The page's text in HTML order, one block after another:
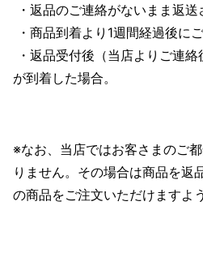
・返品のご連絡がないまま返送
・商品到着より1週間経過後に
・返品受付後（当店よりご連
が到着した場合。
※なお、当店ではお客さまのご
りません。その場合は商品を返
の商品をご注文いただけますよ